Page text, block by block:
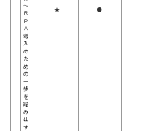
～
Ｒ
Ｐ
Ａ
導
入
の
た
め
の
一
歩
を
踏
み
出
す
★ ●